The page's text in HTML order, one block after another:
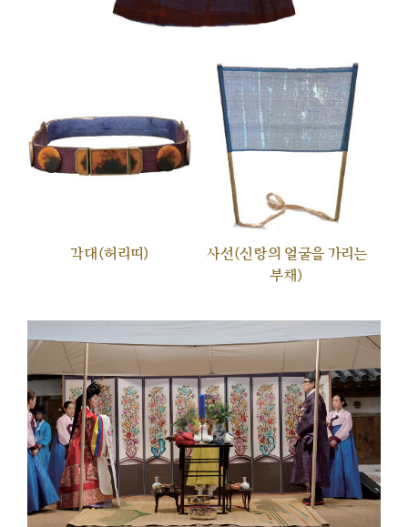
각대(허리띠)
사선(신랑의 얼굴을 가리는
부채)